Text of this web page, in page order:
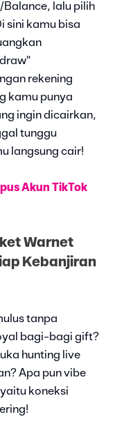
Balance, lalu pilih
sini kamu bisa
rekening
kamu punya
ingin dicairkan,
tunggu
langsung cair!
Akun TikTok
Warnet
Kebanjiran
tanpa
bagi-bagi gift?
hunting live
Apa pun vibe
koneksi